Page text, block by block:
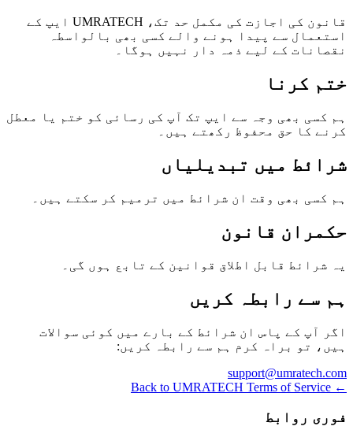
قانون کی اجازت کی مکمل حد تک، UMRATECH ایپ کے
استعمال سے پیدا ہونے والے کسی بھی بالواسطہ
نقصانات کے لیے ذمہ دار نہیں ہوگا۔
ختم کرنا
ہم کسی بھی وجہ سے ایپ تک آپ کی رسائی کو ختم یا معطل
کرنے کا حق محفوظ رکھتے ہیں۔
شرائط میں تبدیلیاں
ہم کسی بھی وقت ان شرائط میں ترمیم کر سکتے ہیں۔
حکمران قانون
یہ شرائط قابل اطلاق قوانین کے تابع ہوں گی۔
ہم سے رابطہ کریں
اگر آپ کے پاس ان شرائط کے بارے میں کوئی سوالات
ہیں، تو براہ کرم ہم سے رابطہ کریں:
support@umratech.com
← Back to UMRATECH Terms of Service
فوری روابط